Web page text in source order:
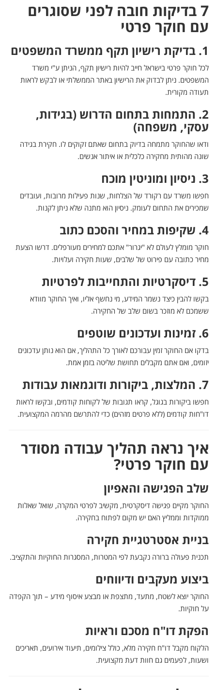
7 בדיקות חובה לפני שסוגרים
עם חוקר פרטי
1. בדיקת רישיון תקף ממשרד המשפטים
לכל חוקר פרטי בישראל חייב להיות רישיון תקף, הניתן ע"י משרד
המשפטים. ניתן לבדוק את הרישיון באתר הממשלתי או לבקש לראות
תעודה מקורית.
2. התמחות בתחום הדרוש (בגידות,
עסקי, משפחה)
ודאו שהחוקר מתמחה בדיוק בתחום שאתם זקוקים לו. חקירת בגידה
שונה מהותית מחקירה כלכלית או איתור אנשים.
3. ניסיון ומוניטין מוכח
חפשו משרד עם רקורד של הצלחות, שנות פעילות מרובות, ועובדים
שמכירים את התחום לעומק. ניסיון הוא מתנה שלא ניתן לקנות.
4. שקיפות במחיר והסכם כתוב
חוקר מומלץ לעולם לא "יגרור" אתכם למחירים מעורפלים. דרשו הצעת
מחיר כתובה עם פירוט של שלבים, שעות חקירה ועלויות.
5. דיסקרטיות והתחייבות לפרטיות
בקשו להבין כיצד נשמר המידע, מי נחשף אליו, ואיך החוקר מוודא
ששמכם לא מוזכר בשום שלב של החקירה.
6. זמינות ועדכונים שוטפים
בדקו אם החוקר זמין עבורכם לאורך כל התהליך, אם הוא נותן עדכונים
יזומים, ואם אתם מקבלים תחושת שליטה בזמן אמת.
7. המלצות, ביקורות ודוגמאות עבודות
חפשו ביקורות בגוגל, קראו תגובות של לקוחות קודמים, ובקשו לראות
דו"חות קודמים (ללא פרטים מזהים) כדי להתרשם מהרמה המקצועית.
איך נראה תהליך עבודה מסודר
עם חוקר פרטי?
שלב הפגישה והאפיון
החוקר מקיים פגישה דיסקרטית, מקשיב לפרטי המקרה, שואל שאלות
ממוקדות וממליץ האם יש מקום לפתוח בחקירה.
בניית אסטרטגיית חקירה
תכנית פעולה ברורה נקבעת לפי המטרות, המסגרות החוקיות והתקציב.
ביצוע מעקבים ודיווחים
החוקר יוצא לשטח, מתעד, מתצפת או מבצע איסוף מידע – תוך הקפדה
על חוקיות.
הפקת דו"ח מסכם וראיות
הלקוח מקבל דו"ח חקירה מלא, כולל צילומים, תיעוד אירועים, תאריכים
ושעות, לפעמים גם חוות דעת מקצועית.